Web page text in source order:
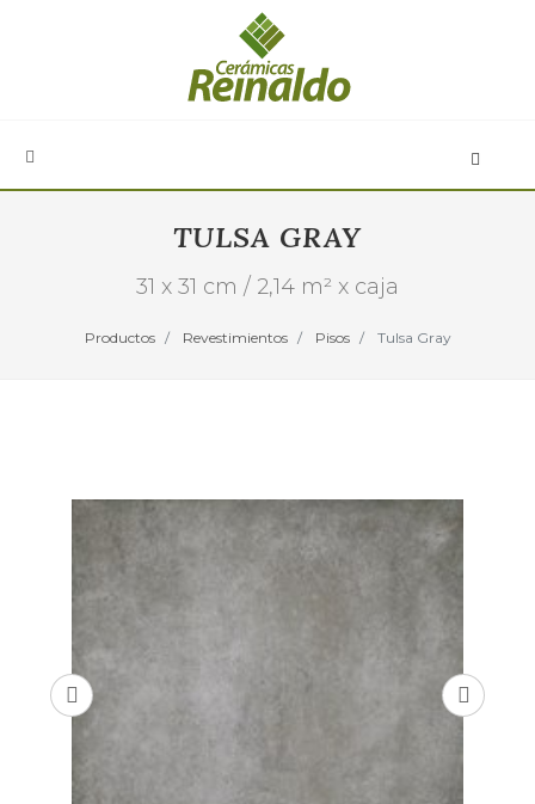
TULSA GRAY
31 x 31 cm / 2,14 m² x caja
Productos Revestimientos Pisos Tulsa Gray